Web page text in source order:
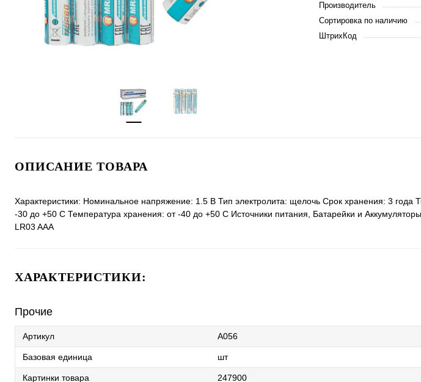
Производитель
Сортировка по наличию
ШтрихКод
ОПИСАНИЕ ТОВАРА
Характеристики: Номинальное напряжение: 1.5 В Тип электролита: щелочь Срок хранения: 3 года
-30 до +50 С Температура хранения: от -40 до +50 С Источники питания, Батарейки и
LR03 AAA
ХАРАКТЕРИСТИКИ:
Прочие
Артикул A056
Базовая единица шт
Картинки товара 247900